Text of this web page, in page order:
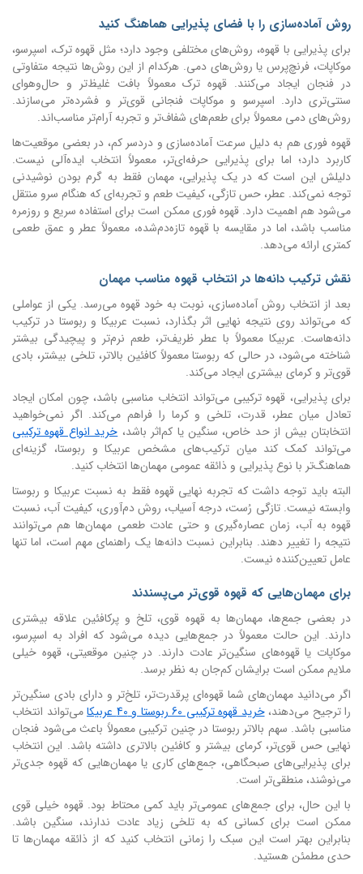
روش آماده‌سازی را با فضای پذیرایی هماهنگ کنید
برای پذیرایی با قهوه، روش‌های مختلفی وجود دارد؛ مثل قهوه ترک، اسپرسو،
موکاپات، فرنچ‌پرس یا روش‌های دمی. هرکدام از این روش‌ها نتیجه متفاوتی
در فنجان ایجاد می‌کنند. قهوه ترک معمولاً بافت غلیظ‌تر و حال‌وهوای
سنتی‌تری دارد. اسپرسو و موکاپات فنجانی قوی‌تر و فشرده‌تر می‌سازند.
روش‌های دمی معمولاً برای طعم‌های شفاف‌تر و تجربه آرام‌تر مناسب‌اند.
قهوه فوری هم به دلیل سرعت آماده‌سازی و دردسر کم، در بعضی موقعیت‌ها
کاربرد دارد؛ اما برای پذیرایی حرفه‌ای‌تر، معمولاً انتخاب ایده‌آلی نیست.
دلیلش این است که در یک پذیرایی، مهمان فقط به گرم بودن نوشیدنی
توجه نمی‌کند. عطر، حس تازگی، کیفیت طعم و تجربه‌ای که هنگام سرو منتقل
می‌شود هم اهمیت دارد. قهوه فوری ممکن است برای استفاده سریع و روزمره
مناسب باشد، اما در مقایسه با قهوه تازه‌دم‌شده، معمولاً عطر و عمق طعمی
کمتری ارائه می‌دهد.
نقش ترکیب دانه‌ها در انتخاب قهوه مناسب مهمان
بعد از انتخاب روش آماده‌سازی، نوبت به خود قهوه می‌رسد. یکی از عواملی
که می‌تواند روی نتیجه نهایی اثر بگذارد، نسبت عربیکا و ربوستا در ترکیب
دانه‌هاست. عربیکا معمولاً با عطر ظریف‌تر، طعم نرم‌تر و پیچیدگی بیشتر
شناخته می‌شود، در حالی که ربوستا معمولاً کافئین بالاتر، تلخی بیشتر، بادی
قوی‌تر و کرمای بیشتری ایجاد می‌کند.
برای پذیرایی، قهوه ترکیبی می‌تواند انتخاب مناسبی باشد، چون امکان ایجاد
تعادل میان عطر، قدرت، تلخی و کرما را فراهم می‌کند. اگر نمی‌خواهید
انتخابتان بیش از حد خاص، سنگین یا کم‌اثر باشد،خرید انواع قهوه ترکیبی
می‌تواند کمک کند میان ترکیب‌های مشخص عربیکا و ربوستا، گزینه‌ای
هماهنگ‌تر با نوع پذیرایی و ذائقه عمومی مهمان‌ها انتخاب کنید.
البته باید توجه داشت که تجربه نهایی قهوه فقط به نسبت عربیکا و ربوستا
وابسته نیست. تازگی رُست، درجه آسیاب، روش دم‌آوری، کیفیت آب، نسبت
قهوه به آب، زمان عصاره‌گیری و حتی عادت طعمی مهمان‌ها هم می‌توانند
نتیجه را تغییر دهند. بنابراین نسبت دانه‌ها یک راهنمای مهم است، اما تنها
عامل تعیین‌کننده نیست.
برای مهمان‌هایی که قهوه قوی‌تر می‌پسندند
در بعضی جمع‌ها، مهمان‌ها به قهوه قوی، تلخ و پرکافئین علاقه بیشتری
دارند. این حالت معمولاً در جمع‌هایی دیده می‌شود که افراد به اسپرسو،
موکاپات یا قهوه‌های سنگین‌تر عادت دارند. در چنین موقعیتی، قهوه خیلی
ملایم ممکن است برایشان کم‌جان به نظر برسد.
اگر می‌دانید مهمان‌های شما قهوه‌ای پرقدرت‌تر، تلخ‌تر و دارای بادی سنگین‌تر
را ترجیح می‌دهند،خرید قهوه ترکیبی 60 ربوستا و 40 عربیکا
می‌تواند انتخاب
مناسبی باشد. سهم بالاتر ربوستا در چنین ترکیبی معمولاً باعث می‌شود فنجان
نهایی حس قوی‌تر، کرمای بیشتر و کافئین بالاتری داشته باشد. این انتخاب
برای پذیرایی‌های صبحگاهی، جمع‌های کاری یا مهمان‌هایی که قهوه جدی‌تر
می‌نوشند، منطقی‌تر است.
با این حال، برای جمع‌های عمومی‌تر باید کمی محتاط بود. قهوه خیلی قوی
ممکن است برای کسانی که به تلخی زیاد عادت ندارند، سنگین باشد.
بنابراین بهتر است این سبک را زمانی انتخاب کنید که از ذائقه مهمان‌ها تا
حدی مطمئن هستید.